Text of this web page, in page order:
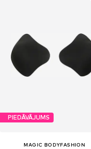
PIEDĀVĀJUMS
MAGIC BODYFASHION